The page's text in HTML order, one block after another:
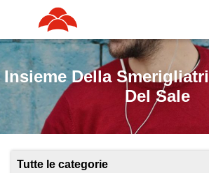
Insieme Della
Del Sale
Tutte le categorie